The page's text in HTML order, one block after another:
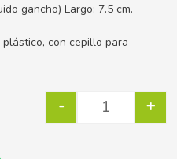
gancho) Largo: 7.5 cm.
con cepillo para
- +